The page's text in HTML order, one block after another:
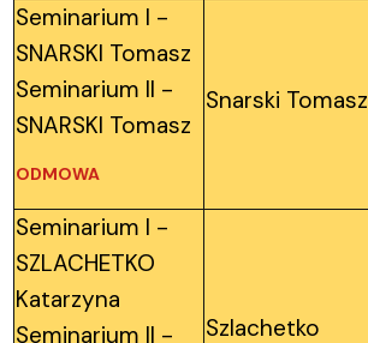
Seminarium I -
SNARSKI Tomasz
Seminarium II -
SNARSKI Tomasz
ODMOWA
Snarski Tomasz
Seminarium I -
SZLACHETKO
Katarzyna
Seminarium II -
Szlachetko